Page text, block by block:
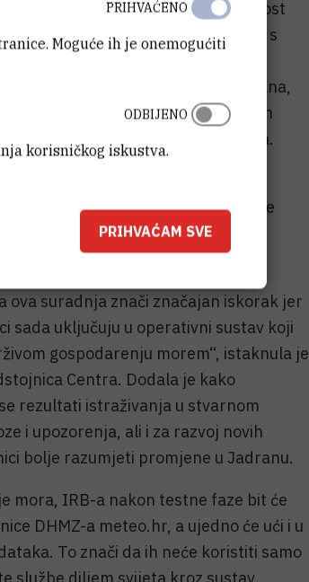
po prvi put imamo mogućnost
Jadrana. Integracijom podataka s
zapadnoj obali Istre dodatno
klime sjevernog Jadrana,
tjedna često na udaru ekstremnih
Güttler, glavni ravnatelj DHMZ-a.
Riječ je o parametru od ključne
jednu od najvećih prijetnji
ova suradnja znači značajan iskorak jer
sada uključuju u operativni sustav koji
gospodarenju morem“, istaknula je
Centra. Dodala je kako
rezultati istraživanja u stvarnom
i upozorenja, ali i za razvoj novih
bolje razumjeti promjene u Jadranu.
mora, IRB-a nakon testne faze bit će
DHMZ-a meteo.hr, a ujedno će ući i u
To znači da ih neće koristiti samo
Moguće ih je onemogućiti
PRIHVAĆENO
korisničkog iskustva.
ODBIJENO
PRIHVAĆAM SVE